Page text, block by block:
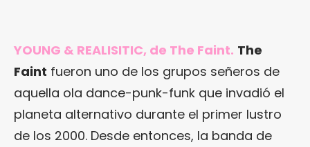
YOUNG & REALISITIC, de The Faint. The
Faint fueron uno de los grupos señeros de
aquella ola dance-punk-funk que invadió el
planeta alternativo durante el primer lustro
de los 2000. Desde entonces, la banda de